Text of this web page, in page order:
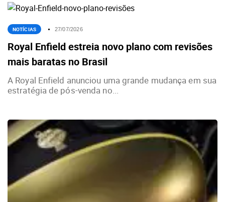
NOTÍCIAS 27/07/2026
Royal Enfield estreia novo plano com revisões
mais baratas no Brasil
A Royal Enfield anunciou uma grande mudança em sua
estratégia de pós-venda no...